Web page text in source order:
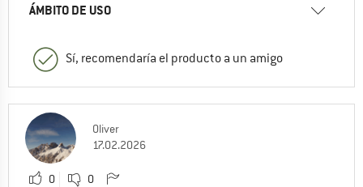
ÁMBITO DE USO
Sí, recomendaría el producto a un amigo
Oliver
17.02.2026
0 0